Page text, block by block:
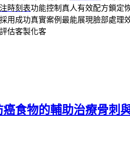
時刻表功能控制真人有效配方鎖定
採用成功真實案例最能展現臉部處理
估客製化客
食物的輔助治療骨刺